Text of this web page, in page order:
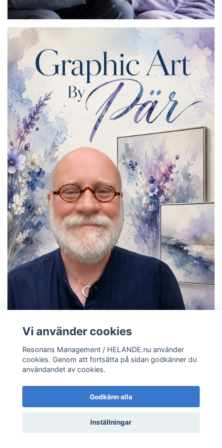
Kundtjänst
Vi använder cookies
Resonans Management / HELANDE.nu använder
cookies. Genom att fortsätta på sidan godkänner du
användandet av cookies.
Godkänn alla
Inställningar